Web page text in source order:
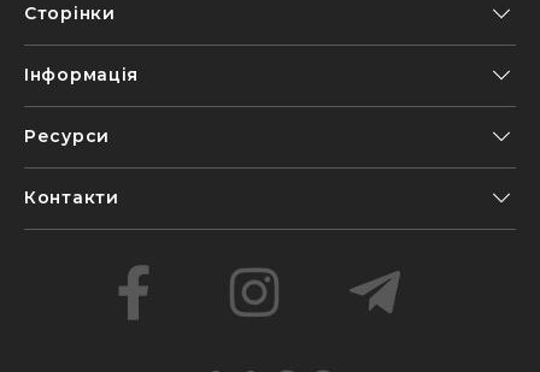
Сторінки
Інформація
Ресурси
Контакти